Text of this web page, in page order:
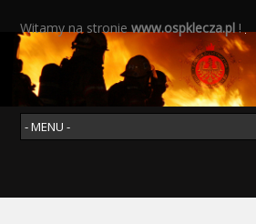
Witamy na stroniewww.ospklecza.pl!